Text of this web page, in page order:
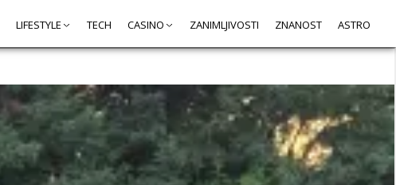
LIFESTYLE TECH CASINO ZANIMLJIVOSTI ZNANOST ASTRO